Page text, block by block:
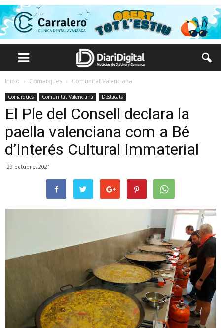
Inicio Comarques Comunitat Valenciana
Comarques Comunitat Valenciana Destacats
El Ple del Consell declara la
paella valenciana com a Bé
d’Interés Cultural Immaterial
29 octubre, 2021